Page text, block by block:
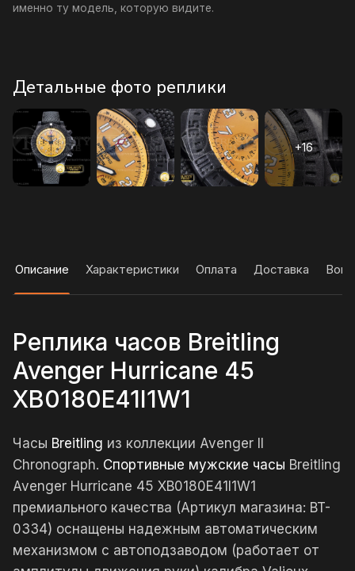
именно ту модель, которую видите.
Детальные фото реплики
Описание Характеристики Оплата Доставка
Реплика часов Breitling
Avenger Hurricane 45
XB0180E41I1W1
Часы Breitling из коллекции Avenger II
Chronograph. Спортивные мужские часы Breitling
Avenger Hurricane 45 XB0180E41I1W1
премиального качества (Артикул магазина: BT-
0334) оснащены надежным автоматическим
механизмом с автоподзаводом (работает от